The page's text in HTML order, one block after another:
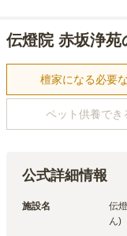
伝燈院 赤坂浄苑
檀家になる必要
ペット供養でき
公式詳細情報
施設名
伝
ん)